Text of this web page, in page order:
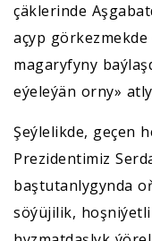
çäklerinde
açyp
magaryfyny
eýeleýän orny»
Şeýlelikde, geçen
Prezidentimiz
baştutanlygynda
söýüjilik,